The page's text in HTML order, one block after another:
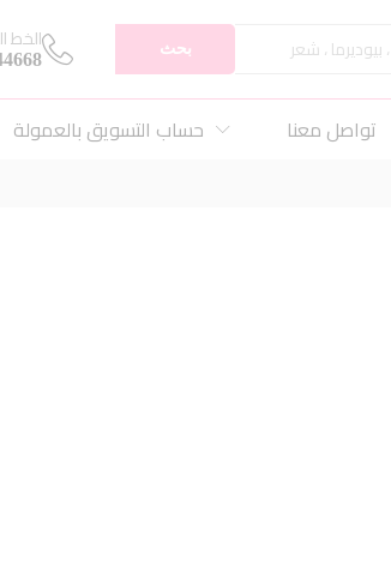
بحث الخط
تواصل معنا حساب التسويق بالعمولة